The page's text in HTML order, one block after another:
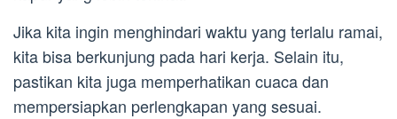
Jika kita ingin menghindari waktu yang terlalu ramai,
kita bisa berkunjung pada hari kerja. Selain itu,
pastikan kita juga memperhatikan cuaca dan
mempersiapkan perlengkapan yang sesuai.